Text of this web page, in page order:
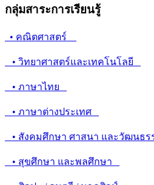
• ประวัติโรงเรียนฯ
• เกี่ยวกับโรงเรียนฯ
• ผู้บริหารโรงเรียนฯ
• บุคลากรทางการศึกษา
กลุ่มสาระการเรียนรู้
• คณิตศาสตร์
• วิทยาศาสตร์และเทคโนโลยี